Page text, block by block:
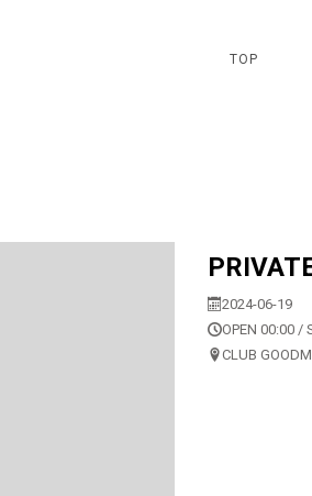
TOP
2024-06-19
OPEN 00:00 /
CLUB